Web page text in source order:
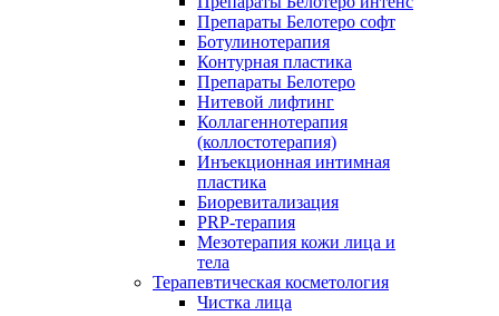
Препараты Белотеро софт
Ботулинотерапия
Контурная пластика
Препараты Белотеро
Нитевой лифтинг
Коллагеннотерапия
(коллостотерапия)
Инъекционная интимная
пластика
Биоревитализация
PRP-терапия
Мезотерапия кожи лица и
тела
Терапевтическая косметология
Чистка лица